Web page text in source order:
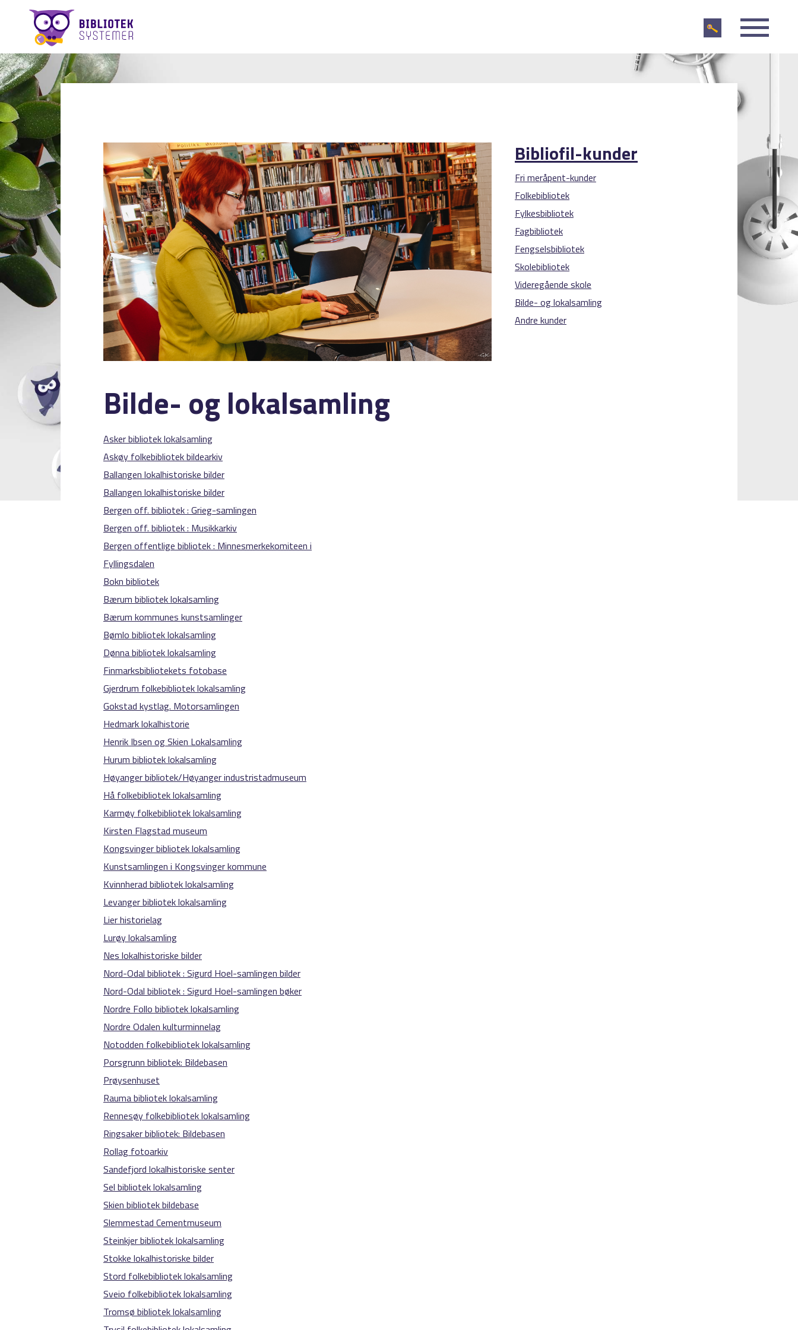
Bilde- og lokalsamling
Asker bibliotek lokalsamling
Askøy folkebibliotek bildearkiv
Ballangen lokalhistoriske bilder
Ballangen lokalhistoriske bilder
Bergen off. bibliotek : Grieg-samlingen
Bergen off. bibliotek : Musikkarkiv
Bergen offentlige bibliotek : Minnesmerkekomiteen i
Fyllingsdalen
Bokn bibliotek
Bærum bibliotek lokalsamling
Bærum kommunes kunstsamlinger
Bømlo bibliotek lokalsamling
Dønna bibliotek lokalsamling
Finmarksbibliotekets fotobase
Gjerdrum folkebibliotek lokalsamling
Gokstad kystlag. Motorsamlingen
Hedmark lokalhistorie
Henrik Ibsen og Skien Lokalsamling
Hurum bibliotek lokalsamling
Høyanger bibliotek/Høyanger industristadmuseum
Hå folkebibliotek lokalsamling
Karmøy folkebibliotek lokalsamling
Kirsten Flagstad museum
Kongsvinger bibliotek lokalsamling
Kunstsamlingen i Kongsvinger kommune
Kvinnherad bibliotek lokalsamling
Levanger bibliotek lokalsamling
Lier historielag
Lurøy lokalsamling
Nes lokalhistoriske bilder
Nord-Odal bibliotek : Sigurd Hoel-samlingen bilder
Nord-Odal bibliotek : Sigurd Hoel-samlingen bøker
Nordre Follo bibliotek lokalsamling
Nordre Odalen kulturminnelag
Notodden folkebibliotek lokalsamling
Porsgrunn bibliotek: Bildebasen
Prøysenhuset
Rauma bibliotek lokalsamling
Rennesøy folkebibliotek lokalsamling
Ringsaker bibliotek: Bildebasen
Rollag fotoarkiv
Sandefjord lokalhistoriske senter
Sel bibliotek lokalsamling
Skien bibliotek bildebase
Slemmestad Cementmuseum
Steinkjer bibliotek lokalsamling
Stokke lokalhistoriske bilder
Stord folkebibliotek lokalsamling
Sveio folkebibliotek lokalsamling
Tromsø bibliotek lokalsamling
Bibliofil-kunder
Fri meråpent-kunder
Folkebibliotek
Fylkesbibliotek
Fagbibliotek
Fengselsbibliotek
Skolebibliotek
Videregående skole
Bilde- og lokalsamling
Andre kunder